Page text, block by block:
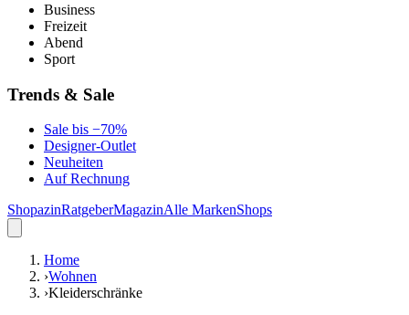
Business
Freizeit
Abend
Sport
Trends & Sale
Sale bis −70%
Designer-Outlet
Neuheiten
Auf Rechnung
ShopazinRatgeberMagazinAlle MarkenShops
Home
›Wohnen
›Kleiderschränke